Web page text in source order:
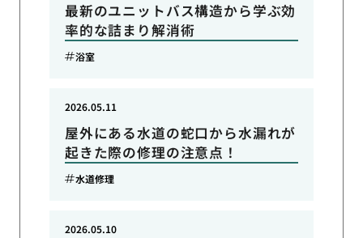
最新のユニットバス構造から学ぶ効
率的な詰まり解消術
浴室
屋外にある水道の蛇口から水漏れが
起きた際の修理の注意点！
2026.05.11
水道修理
2026.05.10